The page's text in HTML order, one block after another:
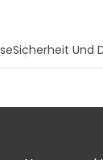
Sicherheit Und